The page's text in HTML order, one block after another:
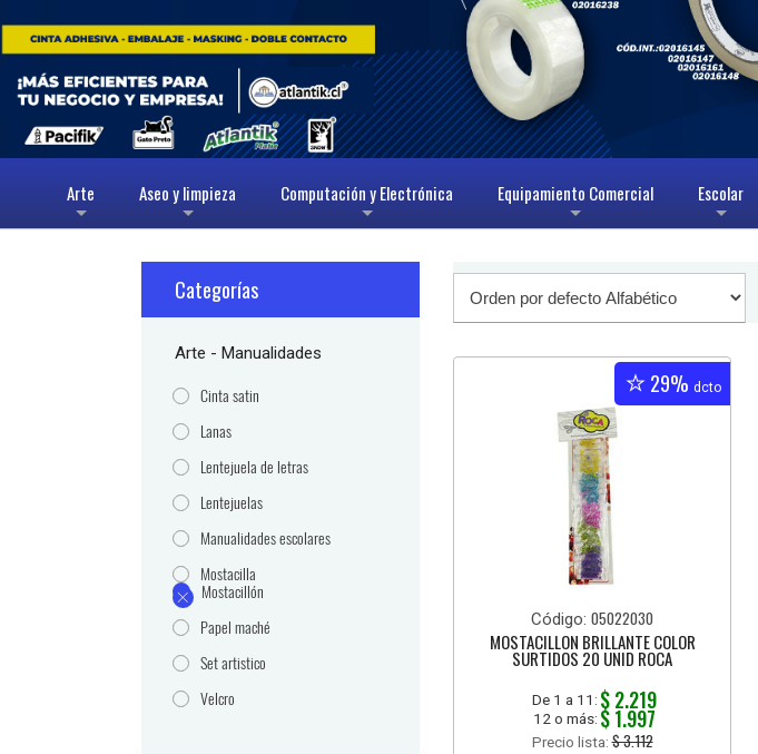
+
Arte
+
Aseo y limpieza
+
Computación y Electrónica
+
Equipamiento Comercial
+
Escolar
Categorías
Arte - Manualidades
Cinta satin
Lanas
Lentejuela de letras
Lentejuelas
Manualidades escolares
Mostacilla
Mostacillón
Papel maché
Set artistico
Velcro
29% dcto
Código:05022030
MOSTACILLON BRILLANTE COLOR
SURTIDOS 20 UNID ROCA
De 1 a 11: $ 2.219
12 o más: $ 1.997
Precio lista:$ 3.112